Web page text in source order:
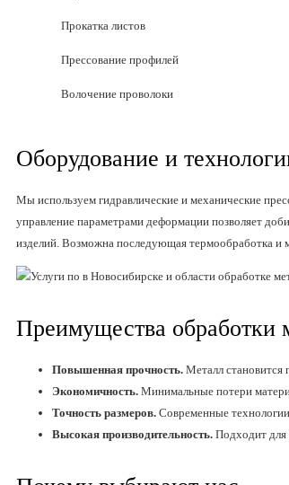
Прокатка листов
Прессование профилей
Волочение проволоки
Оборудование и
Мы используем гидравлические и механические
управление параметрами деформации позволяет
изделий. Возможна последующая термообработка и
Преимущества обработки
Повышенная прочность. Металл становится
Экономичность. Минимальные потери
Точность размеров. Современные
Высокая производительность. Подходит для